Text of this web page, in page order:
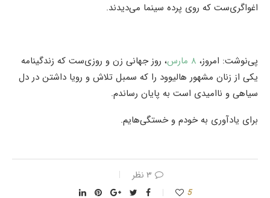
اغواگری‌ست که روی پرده سینما می‌دیدند.
پی‌نوشت: امروز، ۸ مارس
،‌ روز جهانی زن و روزی‌ست که زندگینامه
یکی از زنان مشهور هالیوود را که سمبل تلاش و رویا داشتن در دل
سیاهی و ناامیدی است به پایان رساندم.
برای یادآوری به خودم و خستگی‌هایم.
۳ نظر
5